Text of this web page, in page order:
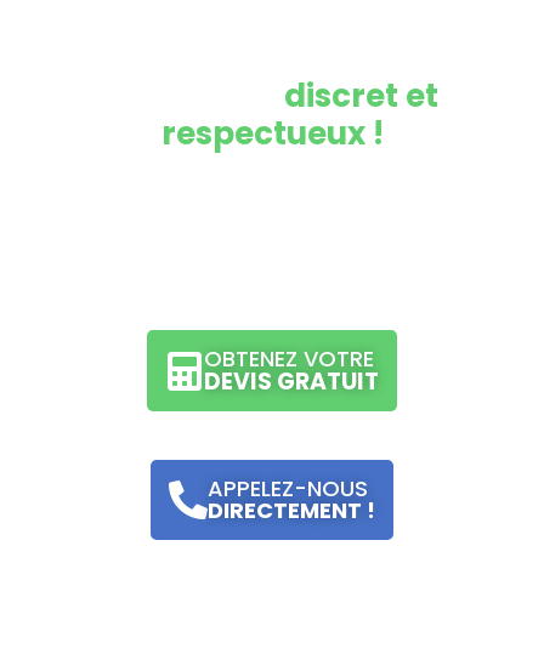
discret et
respectueux !
OBTENEZ VOTRE
DEVIS GRATUIT
APPELEZ-NOUS
DIRECTEMENT !